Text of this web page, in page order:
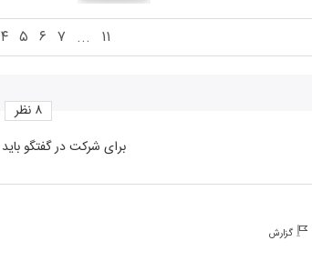
۴ ۵ ۶ ۷ ... ۱۱
برای شرکت در گفتگو باید
۸ نظر
گزارش